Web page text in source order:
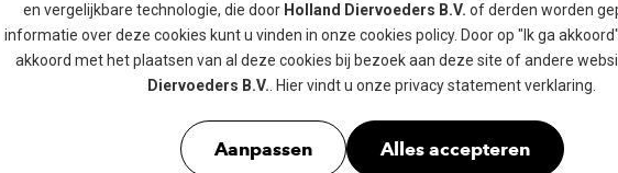
en vergelijkbare technologie, die door Holland Diervoeders B.V. of derden worden
informatie over deze cookies kunt u vinden in onze cookies policy. Door op "Ik ga
akkoord met het plaatsen van al deze cookies bij bezoek aan deze site of andere
Diervoeders B.V. . Hier vindt u onze privacy statementverklaring.
Aanpassen Alles accepteren
Voskes Soep met tonijn is een
drinken en de hydratatie bevordert.
het gevaar van urolietvorming.
voornamelijk uit droogvoer
met tonijn is volledig graanvrij en
apart als drankje gegeven worden